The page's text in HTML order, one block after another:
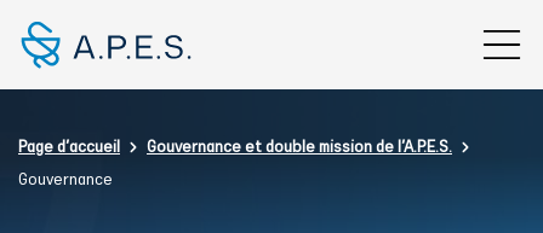
Fil d'Ariane
Page d'accueil
Gouvernance et double mission de l'A.P.E.S.
Gouvernance